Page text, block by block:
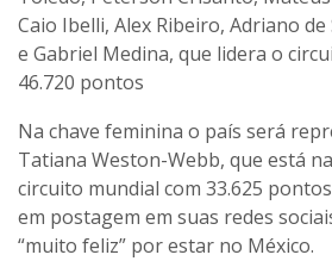
Caio Ibelli, Alex Ribeiro, Adriano
e Gabriel Medina, que lidera o
46.720 pontos
Na chave feminina o país será
Tatiana Weston-Webb, que está
circuito mundial com 33.625
em postagem em suas redes
“muito feliz” por estar no México.